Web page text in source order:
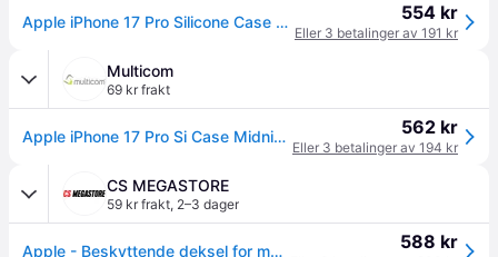
Apple iPhone 17 Pro Silicone Case with MagSafe - Midnight 554 kr
Eller 3 betalinger av 191 kr
Multicom
69 kr frakt
Apple iPhone 17 Pro Si Case Midnight (MGFH4ZM/A) 562 kr
Eller 3 betalinger av 194 kr
CS MEGASTORE
59 kr frakt, 2–3 dager
Apple - Beskyttende deksel for mobiltelefon - MagSafe-samsvar - silikon - midnatt - for iPhone 17 Pro 588 kr